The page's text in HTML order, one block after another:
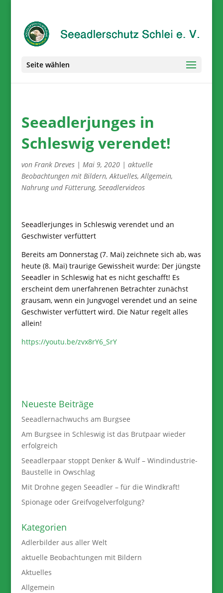
Seite wählen
Seeadlerjunges in
Schleswig verendet!
von Frank Dreves| Mai 9, 2020| aktuelle
Beobachtungen mit Bildern,Aktuelles,Allgemein,
Nahrung und Fütterung, Seeadlervideos
Seeadlerjunges in Schleswig verendet und an
Geschwister verfüttert
Bereits am Donnerstag (7. Mai) zeichnete sich ab, was
heute (8. Mai) traurige Gewissheit wurde: Der jüngste
Seeadler in Schleswig hat es nicht geschafft! Es
erscheint dem unerfahrenen Betrachter zunächst
grausam, wenn ein Jungvogel verendet und an seine
Geschwister verfüttert wird. Die Natur regelt alles
allein!
https://youtu.be/zvx8rY6_SrY
Neueste Beiträge
Seeadlernachwuchs am Burgsee
Am Burgsee in Schleswig ist das Brutpaar wieder
erfolgreich
Seeadlerpaar stoppt Denker & Wulf – Windindustrie-
Baustelle in Owschlag
Mit Drohne gegen Seeadler – für die Windkraft!
Spionage oder Greifvogelverfolgung?
Kategorien
Adlerbilder aus aller Welt
aktuelle Beobachtungen mit Bildern
Aktuelles
Allgemein